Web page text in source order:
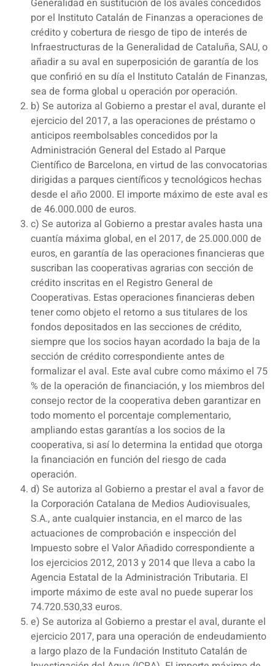
por el Instituto Catalán de Finanzas a operaciones de
crédito y cobertura de riesgo de tipo de interés de
Infraestructuras de la Generalidad de Cataluña, SAU, o
añadir a su aval en superposición de garantía de los
que confirió en su día el Instituto Catalán de Finanzas,
sea de forma global u operación por operación.
b) Se autoriza al Gobierno a prestar el aval, durante el
ejercicio del 2017, a las operaciones de préstamo o
anticipos reembolsables concedidos por la
Administración General del Estado al Parque
Científico de Barcelona, en virtud de las convocatorias
dirigidas a parques científicos y tecnológicos hechas
desde el año 2000. El importe máximo de este aval es
de 46.000.000 de euros.
c) Se autoriza al Gobierno a prestar avales hasta una
cuantía máxima global, en el 2017, de 25.000.000 de
euros, en garantía de las operaciones financieras que
suscriban las cooperativas agrarias con sección de
crédito inscritas en el Registro General de
Cooperativas. Estas operaciones financieras deben
tener como objeto el retorno a sus titulares de los
fondos depositados en las secciones de crédito,
siempre que los socios hayan acordado la baja de la
sección de crédito correspondiente antes de
formalizar el aval. Este aval cubre como máximo el 75
% de la operación de financiación, y los miembros del
consejo rector de la cooperativa deben garantizar en
todo momento el porcentaje complementario,
ampliando estas garantías a los socios de la
cooperativa, si así lo determina la entidad que otorga
la financiación en función del riesgo de cada
operación.
d) Se autoriza al Gobierno a prestar el aval a favor de
la Corporación Catalana de Medios Audiovisuales,
S.A., ante cualquier instancia, en el marco de las
actuaciones de comprobación e inspección del
Impuesto sobre el Valor Añadido correspondiente a
los ejercicios 2012, 2013 y 2014 que lleva a cabo la
Agencia Estatal de la Administración Tributaria. El
importe máximo de este aval no puede superar los
74.720.530,33 euros.
e) Se autoriza al Gobierno a prestar el aval, durante el
ejercicio 2017, para una operación de endeudamiento
a largo plazo de la Fundación Instituto Catalán de